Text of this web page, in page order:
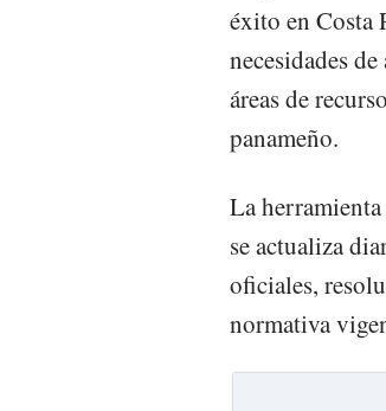
éxito en Costa
necesidades
áreas de
panameño.
La
se actualiza
oficiales,
normativa